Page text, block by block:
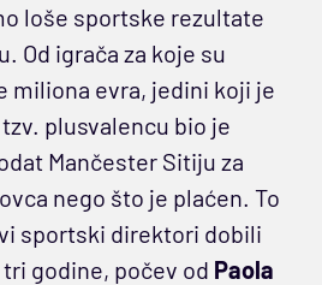
loše sportske rezultate
Od igrača za koje su
miliona evra, jedini koji je
plusvalencu bio je
Mančester Sitiju za
nego što je plaćen. To
sportski direktori dobili
godine, počev od Paola